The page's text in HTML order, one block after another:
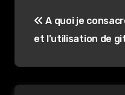
de
A quoi je
et l’utilisation de